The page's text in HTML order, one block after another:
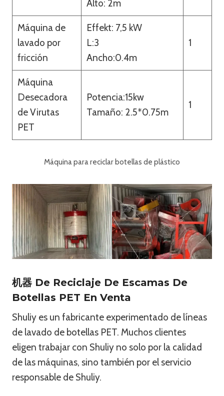
Alto: 2m
Máquina de
lavado por
fricción
Effekt: 7,5 kW
L:3
Ancho:0.4m
1
Máquina
Desecadora
de Virutas
PET
Potencia:15kw
Tamaño: 2.5*0.75m
1
Máquina para reciclar botellas de plástico
机器 De Reciclaje De Escamas De
Botellas PET En Venta
Shuliy es un fabricante experimentado de líneas
de lavado de botellas PET. Muchos clientes
eligen trabajar con Shuliy no solo por la calidad
de las máquinas, sino también por el servicio
responsable de Shuliy.